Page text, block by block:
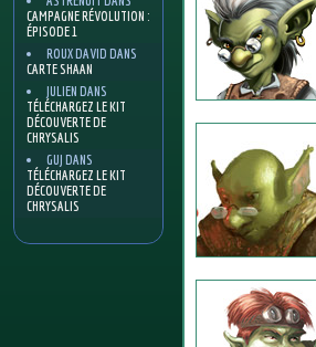
CAMPAGNE RÉVOLUTION :
ÉPISODE 1
ROUX DAVID DANS
CARTE SHAAN
JULIEN DANS
TÉLÉCHARGEZ LE KIT
DÉCOUVERTE DE
CHRYSALIS
GUJ DANS
TÉLÉCHARGEZ LE KIT
DÉCOUVERTE DE
CHRYSALIS